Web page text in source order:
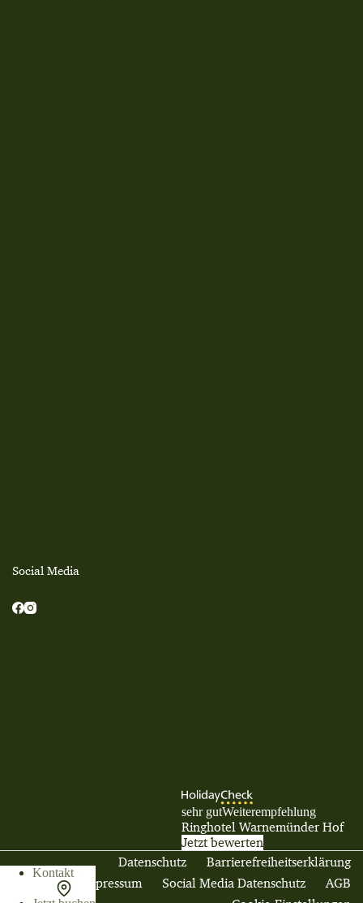
Social Media
sehr gutWeiterempfehlung
Ringhotel Warnemünder Hof
Jetzt bewerten
Datenschutz
Barrierefreiheitserklärung
Impressum
Social Media Datenschutz
AGB
Kontakt